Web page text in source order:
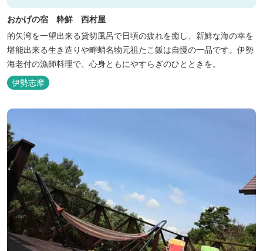
おかげの宿 粋鮮 西村屋
的矢湾を一望出来る貸切風呂で日頃の疲れを癒し、新鮮な海の幸を
堪能出来る生き造りや畔蛸名物元祖たこ飯は自慢の一品です。伊勢
海老付の漁師料理で、心身ともにやすらぎのひとときを。
伊勢志摩